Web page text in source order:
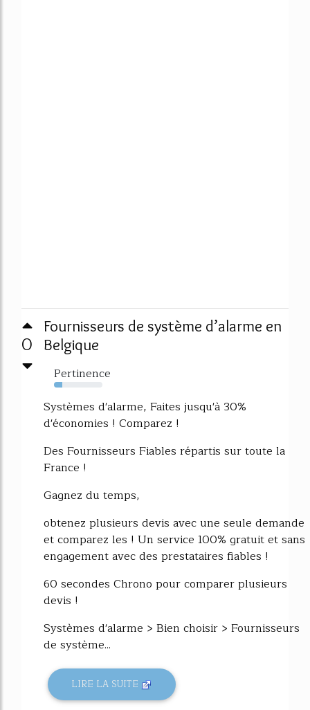
0
Fournisseurs de système d’alarme en
Belgique
Pertinence
17%
Systèmes d'alarme, Faites jusqu'à 30%
d'économies ! Comparez !
Des Fournisseurs Fiables répartis sur toute la
France !
Gagnez du temps,
obtenez plusieurs devis avec une seule demande
et comparez les ! Un service 100% gratuit et sans
engagement avec des prestataires fiables !
60 secondes Chrono pour comparer plusieurs
devis !
Systèmes d'alarme > Bien choisir > Fournisseurs
de système...
LIRE LA SUITE